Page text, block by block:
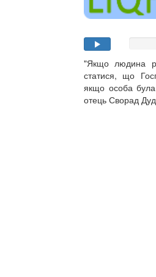
"Якщо людина
статися, що
якщо особа була
отець Сворад